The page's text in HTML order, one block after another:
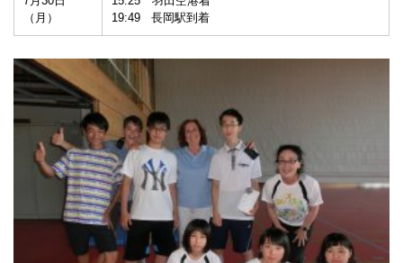
（月）
19:49 長岡駅到着